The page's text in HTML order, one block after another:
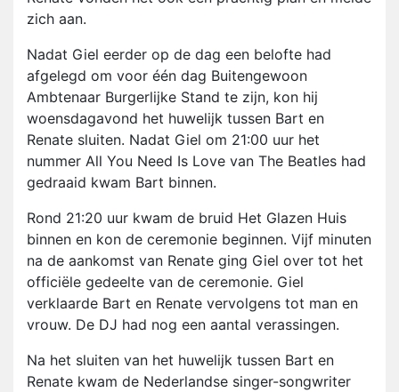
zich aan.
Nadat Giel eerder op de dag een belofte had
afgelegd om voor één dag Buitengewoon
Ambtenaar Burgerlijke Stand te zijn, kon hij
woensdagavond het huwelijk tussen Bart en
Renate sluiten. Nadat Giel om 21:00 uur het
nummer All You Need Is Love van The Beatles had
gedraaid kwam Bart binnen.
Rond 21:20 uur kwam de bruid Het Glazen Huis
binnen en kon de ceremonie beginnen. Vijf minuten
na de aankomst van Renate ging Giel over tot het
officiële gedeelte van de ceremonie. Giel
verklaarde Bart en Renate vervolgens tot man en
vrouw. De DJ had nog een aantal verassingen.
Na het sluiten van het huwelijk tussen Bart en
Renate kwam de Nederlandse singer-songwriter